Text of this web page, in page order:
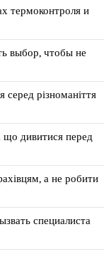
термоконтроля и
выбор, чтобы не
серед різноманіття
дивитися перед
а не робити
специалиста